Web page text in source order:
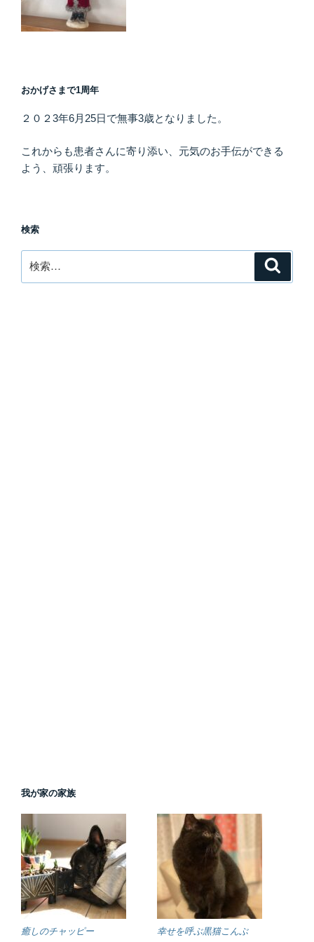
おかげさまで1周年
２０２3年6月25日で無事3歳となりました。
これからも患者さんに寄り添い、元気のお手伝ができる
よう、頑張ります。
検索
索:
我が家の家族
癒しのチャッピー 幸せを呼ぶ黒猫こんぶ